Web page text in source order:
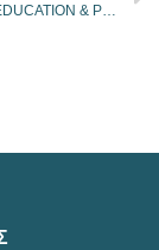
ProQuest ONE EDUCATION & Psychology (trial)